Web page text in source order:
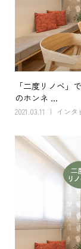
「二度リノベ」
のホンネ ...
2021.03.11 インタ